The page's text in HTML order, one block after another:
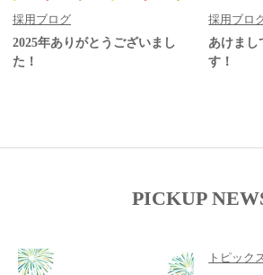
採用ブログ
2025年ありがとうございまし
た！
採用ブロ
あけまし
す！
PICKUP
トピック